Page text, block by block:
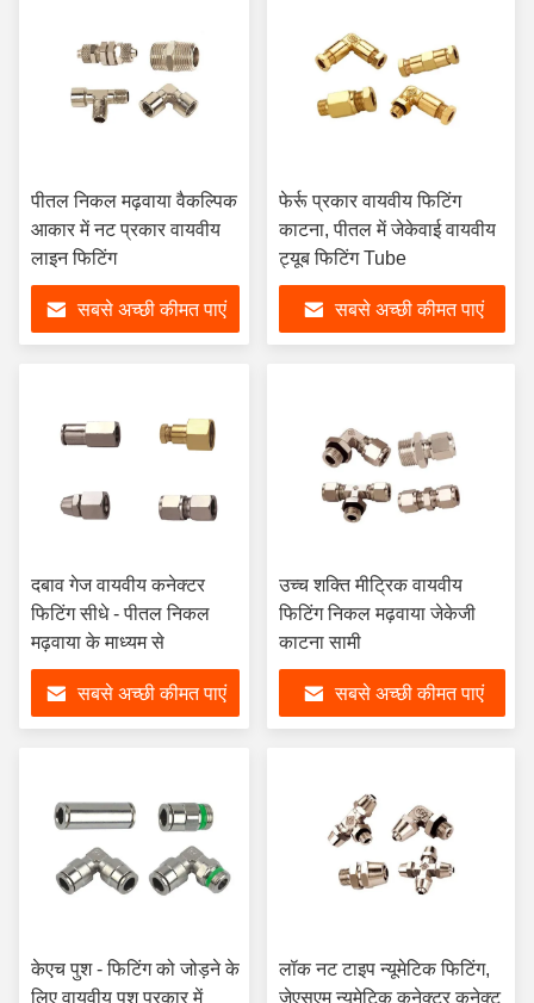
पीतल निकल मढ़वाया वैकल्पिक
आकार में नट प्रकार वायवीय
लाइन फिटिंग
सबसे अच्छी कीमत पाएं
फेर्रू प्रकार वायवीय फिटिंग
काटना, पीतल में जेकेवाई वायवीय
ट्यूब फिटिंग Tube
सबसे अच्छी कीमत पाएं
दबाव गेज वायवीय कनेक्टर
फिटिंग सीधे - पीतल निकल
मढ़वाया के माध्यम से
सबसे अच्छी कीमत पाएं
उच्च शक्ति मीट्रिक वायवीय
फिटिंग निकल मढ़वाया जेकेजी
काटना सामी
सबसे अच्छी कीमत पाएं
केएच पुश - फिटिंग को जोड़ने के
लिए वायवीय पुश प्रकार में
लॉक नट टाइप न्यूमेटिक फिटिंग,
जेएसएम न्यूमेटिक कनेक्टर कनेक्ट